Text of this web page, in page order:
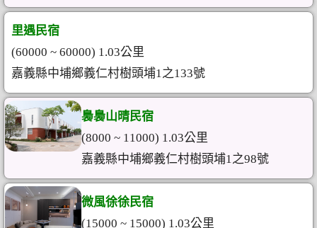
里遇民宿
(60000 ~ 60000) 1.03公里
嘉義縣中埔鄉義仁村樹頭埔1之133號
裊裊山晴民宿
(8000 ~ 11000) 1.03公里
嘉義縣中埔鄉義仁村樹頭埔1之98號
微風徐徐民宿
(15000 ~ 15000) 1.03公里